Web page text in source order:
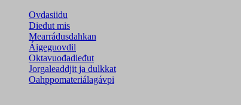
Ovdasiidu
Dieđut mis
Mearrádusdahkan
Áigeguovdil
Oktavuođadieđut
Jorgaleaddjit ja dulkkat
Oahppomateriálagávpi